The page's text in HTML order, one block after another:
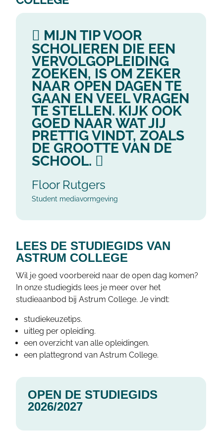
Floor Rutgers
Student mediavormgeving
MIJN TIP VOOR
SCHOLIEREN DIE EEN
VERVOLGOPLEIDING
ZOEKEN, IS OM ZEKER
NAAR OPEN DAGEN TE
GAAN EN VEEL VRAGEN
TE STELLEN. KIJK OOK
GOED NAAR WAT JIJ
PRETTIG VINDT, ZOALS
DE GROOTTE VAN DE
SCHOOL.
LEES DE STUDIEGIDS VAN
ASTRUM COLLEGE
Wil je goed voorbereid naar de open dag komen?
In onze studiegids lees je meer over het
studieaanbod bij Astrum College. Je vindt:
studiekeuzetips.
uitleg per opleiding.
een overzicht van alle opleidingen.
een plattegrond van Astrum College.
OPEN DE STUDIEGIDS
2026/2027